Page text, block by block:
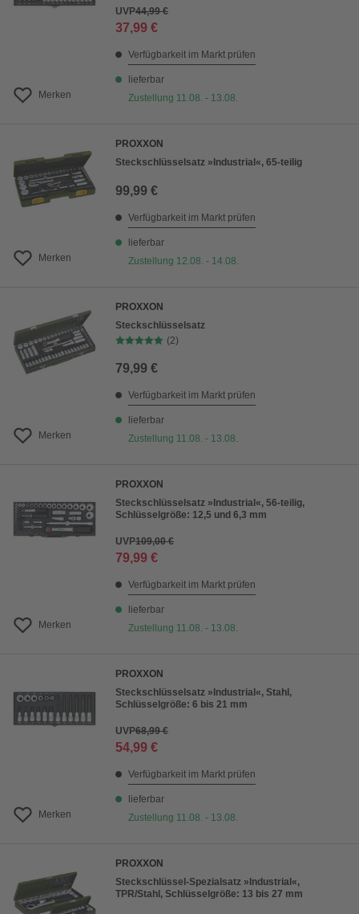
Merken
UVP44,99 €
37,99 €
Verfügbarkeit im Markt prüfen
lieferbar
Zustellung 11.08. - 13.08.
Merken
PROXXON
Steckschlüsselsatz »Industrial«, 65-teilig
99,99 €
Verfügbarkeit im Markt prüfen
lieferbar
Zustellung 12.08. - 14.08.
Merken
PROXXON
Steckschlüsselsatz
(2)
79,99 €
Verfügbarkeit im Markt prüfen
lieferbar
Zustellung 11.08. - 13.08.
Merken
PROXXON
Steckschlüsselsatz »Industrial«, 56-teilig,
Schlüsselgröße: 12,5 und 6,3 mm
UVP109,00 €
79,99 €
Verfügbarkeit im Markt prüfen
lieferbar
Zustellung 11.08. - 13.08.
Merken
PROXXON
Steckschlüsselsatz »Industrial«, Stahl,
Schlüsselgröße: 6 bis 21 mm
UVP68,99 €
54,99 €
Verfügbarkeit im Markt prüfen
lieferbar
Zustellung 11.08. - 13.08.
PROXXON
Steckschlüssel-Spezialsatz »Industrial«,
TPR/Stahl, Schlüsselgröße: 13 bis 27 mm